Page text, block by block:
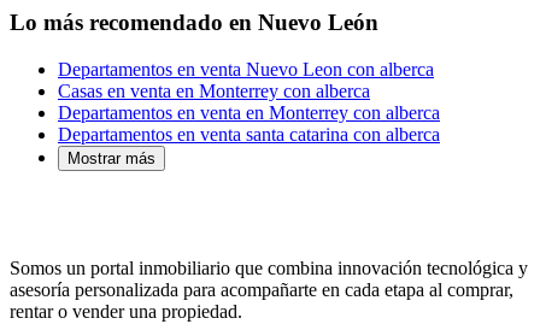
Lo más recomendado en Nuevo León
Departamentos en venta Nuevo Leon con alberca
Casas en venta en Monterrey con alberca
Departamentos en venta en Monterrey con alberca
Departamentos en venta santa catarina con alberca
Mostrar más
Somos un portal inmobiliario que combina innovación tecnológica y
asesoría personalizada para acompañarte en cada etapa al comprar,
rentar o vender una propiedad.